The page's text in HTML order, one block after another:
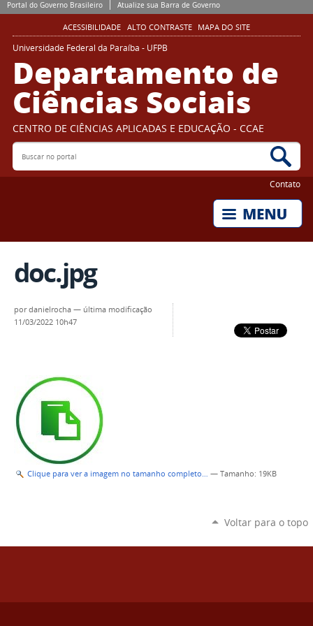
Portal do Governo Brasileiro Atualize sua Barra de Governo
ACESSIBILIDADE ALTO CONTRASTE MAPA DO SITE
Universidade Federal da Paraíba - UFPB
Departamento de
Ciências Sociais
CENTRO DE CIÊNCIAS APLICADAS E EDUCAÇÃO - CCAE
Buscar no portal
Contato
doc.jpg
pordanielrocha — última modificação
11/03/2022 10h47
Clique para ver a imagem no tamanho completo… — Tamanho: 19KB
Voltar para o topo